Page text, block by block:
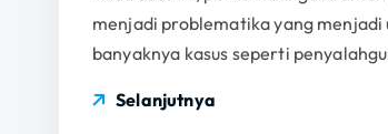
menjadi problematika yang
banyaknya kasus seperti
Selanjutnya